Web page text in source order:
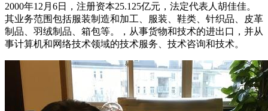
2000年12月6日，注册资本25.125亿元，法定代表人胡佳佳。
其业务范围包括服装制造和加工、服装、鞋类、针织品、皮革
制品、羽绒制品、箱包等。，从事货物和技术的进出口，并从
事计算机和网络技术领域的技术服务、技术咨询和技术。